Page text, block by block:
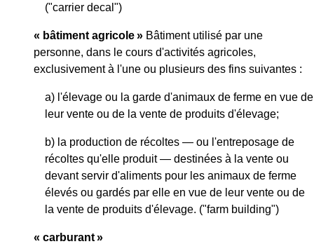
("carrier decal")
« bâtiment agricole » Bâtiment utilisé par une
personne, dans le cours d'activités agricoles,
exclusivement à l'une ou plusieurs des fins suivantes :
a) l'élevage ou la garde d'animaux de ferme en vue de
leur vente ou de la vente de produits d'élevage;
b) la production de récoltes — ou l'entreposage de
récoltes qu'elle produit — destinées à la vente ou
devant servir d'aliments pour les animaux de ferme
élevés ou gardés par elle en vue de leur vente ou de
la vente de produits d'élevage. ("farm building")
« carburant »